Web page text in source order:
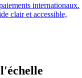
internationaux.
clair et accessible,